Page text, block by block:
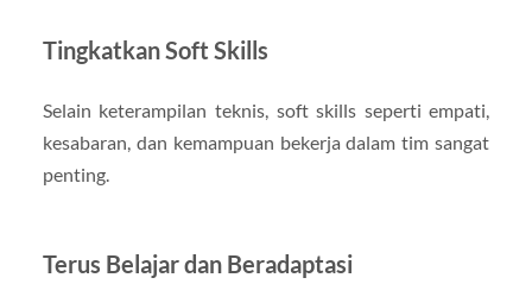
Tingkatkan Soft Skills
Selain keterampilan teknis, soft skills seperti empati,
kesabaran, dan kemampuan bekerja dalam tim sangat
penting.
Terus Belajar dan Beradaptasi